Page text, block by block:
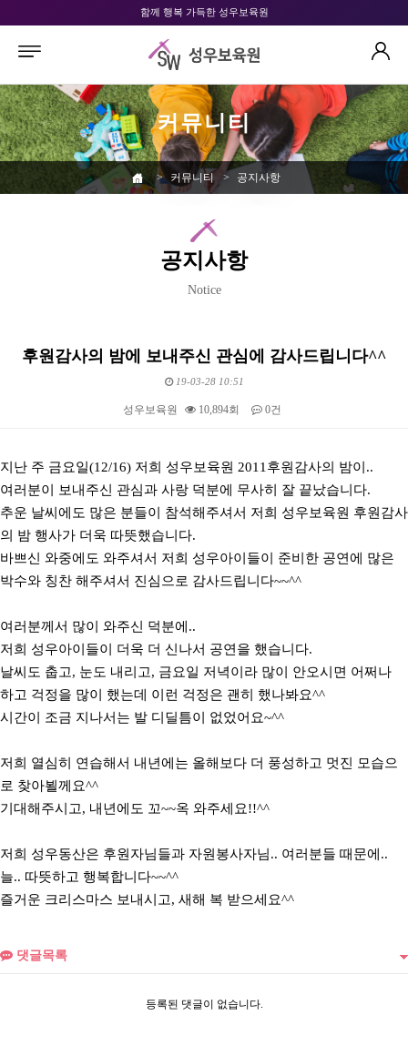
함께 행복 가득한 성우보육원
커뮤니티
> 커뮤니티 > 공지사항
공지사항
Notice
후원감사의 밤에 보내주신 관심에 감사드립니다^^
19-03-28 10:51
성우보육원 10,894회 0건
지난 주 금요일(12/16) 저희 성우보육원 2011후원감사의 밤이..
여러분이 보내주신 관심과 사랑 덕분에 무사히 잘 끝났습니다.
추운 날씨에도 많은 분들이 참석해주셔서 저희 성우보육원 후원감사
의 밤 행사가 더욱 따뜻했습니다.
바쁘신 와중에도 와주셔서 저희 성우아이들이 준비한 공연에 많은
박수와 칭찬 해주셔서 진심으로 감사드립니다~~^^
여러분께서 많이 와주신 덕분에..
저희 성우아이들이 더욱 더 신나서 공연을 했습니다.
날씨도 춥고, 눈도 내리고, 금요일 저녁이라 많이 안오시면 어쩌나
하고 걱정을 많이 했는데 이런 걱정은 괜히 했나봐요^^
시간이 조금 지나서는 발 디딜틈이 없었어요~^^
저희 열심히 연습해서 내년에는 올해보다 더 풍성하고 멋진 모습으
로 찾아뵐께요^^
기대해주시고, 내년에도 꼬~~옥 와주세요!!^^
저희 성우동산은 후원자님들과 자원봉사자님.. 여러분들 때문에..
늘.. 따뜻하고 행복합니다~~^^
즐거운 크리스마스 보내시고, 새해 복 받으세요^^
댓글목록
등록된 댓글이 없습니다.